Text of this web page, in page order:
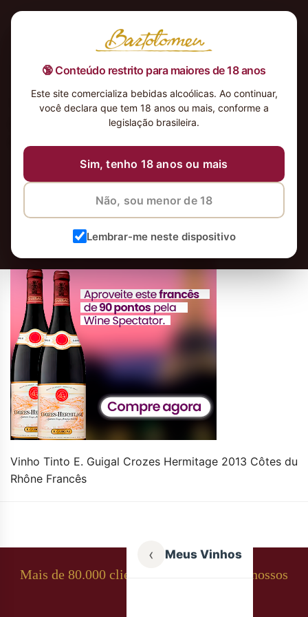
🔞 Conteúdo restrito para maiores de 18 anos
Este site comercializa bebidas alcoólicas. Ao continuar,
você declara que tem 18 anos ou mais, conforme a
legislação brasileira.
Sim, tenho 18 anos ou mais
Não, sou menor de 18
Lembrar-me neste dispositivo
Vinho Tinto E. Guigal Crozes
Hermitage 2013 Côtes du Rhône
Francês
Vinho Tinto E. Guigal Crozes Hermitage 2013 Côtes du
Rhône Francês
‹ Meus Vinhos
Mais de 80.000 clientes apaixonados por nossos